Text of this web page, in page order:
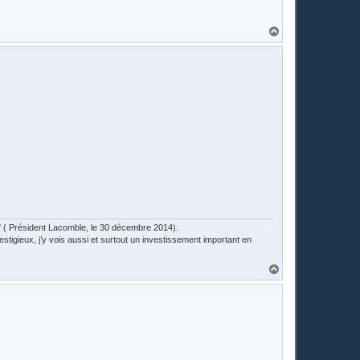
a
Président Lacomble, le 30 décembre 2014).
j’y vois aussi et surtout un investissement important en
a